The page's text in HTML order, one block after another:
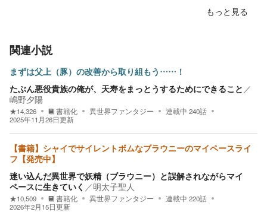
もっと見る
関連小説
まずは父上（豚）の改善から取り組もう……！
たぶん悪役貴族の俺が、天寿をまっとうするためにできること ／
嶋野夕陽
★14,326 書籍化 異世界ファンタジー 連載中 240話
2025年11月26日更新
【書籍】シャイでサイレントボムなブラウニーのマイペースライ
フ【発売中】
迷い込んだ異世界で妖精（ブラウニー）と誤解されながらマイ
ペースに生きていく ／明太子聖人
★10,509 書籍化 異世界ファンタジー 連載中 220話
2026年2月15日更新